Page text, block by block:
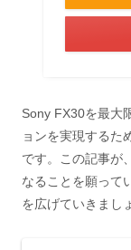
Sony FX30を最大
ョンを実現するた
です。この記事が
なることを願って
を広げていきまし